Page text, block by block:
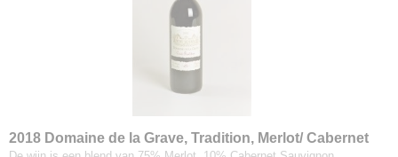
2018 Domaine de la Grave, Tradition, Merlot/ Cabernet